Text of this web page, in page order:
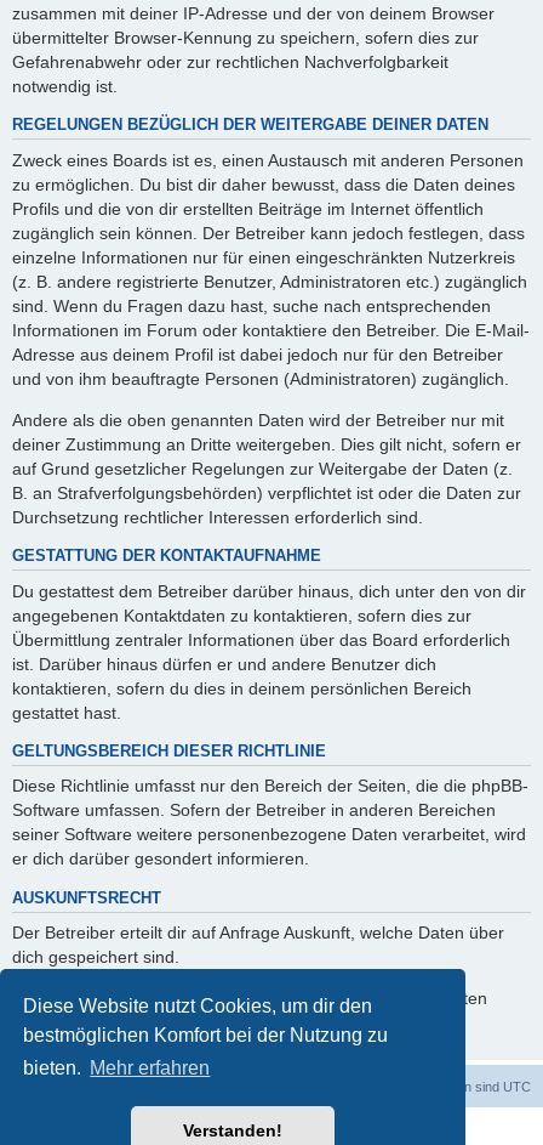
Diese Website nutzt Cookies, um dir den
bestmöglichen Komfort bei der Nutzung zu
bieten. Mehr erfahren
Verstanden!
zusammen mit deiner IP-Adresse und der von deinem Browser
übermittelter Browser-Kennung zu speichern, sofern dies zur
Gefahrenabwehr oder zur rechtlichen Nachverfolgbarkeit
notwendig ist.
REGELUNGEN BEZÜGLICH DER WEITERGABE DEINER DATEN
Zweck eines Boards ist es, einen Austausch mit anderen Personen
zu ermöglichen. Du bist dir daher bewusst, dass die Daten deines
Profils und die von dir erstellten Beiträge im Internet öffentlich
zugänglich sein können. Der Betreiber kann jedoch festlegen, dass
einzelne Informationen nur für einen eingeschränkten Nutzerkreis
(z. B. andere registrierte Benutzer, Administratoren etc.) zugänglich
sind. Wenn du Fragen dazu hast, suche nach entsprechenden
Informationen im Forum oder kontaktiere den Betreiber. Die E-Mail-
Adresse aus deinem Profil ist dabei jedoch nur für den Betreiber
und von ihm beauftragte Personen (Administratoren) zugänglich.
Andere als die oben genannten Daten wird der Betreiber nur mit
deiner Zustimmung an Dritte weitergeben. Dies gilt nicht, sofern er
auf Grund gesetzlicher Regelungen zur Weitergabe der Daten (z.
B. an Strafverfolgungsbehörden) verpflichtet ist oder die Daten zur
Durchsetzung rechtlicher Interessen erforderlich sind.
GESTATTUNG DER KONTAKTAUFNAHME
Du gestattest dem Betreiber darüber hinaus, dich unter den von dir
angegebenen Kontaktdaten zu kontaktieren, sofern dies zur
Übermittlung zentraler Informationen über das Board erforderlich
ist. Darüber hinaus dürfen er und andere Benutzer dich
kontaktieren, sofern du dies in deinem persönlichen Bereich
gestattet hast.
GELTUNGSBEREICH DIESER RICHTLINIE
Diese Richtlinie umfasst nur den Bereich der Seiten, die die phpBB-
Software umfassen. Sofern der Betreiber in anderen Bereichen
seiner Software weitere personenbezogene Daten verarbeitet, wird
er dich darüber gesondert informieren.
AUSKUNFTSRECHT
Der Betreiber erteilt dir auf Anfrage Auskunft, welche Daten über
dich gespeichert sind.
Du kannst jederzeit die Löschung bzw. Sperrung deiner Daten
verlangen. Kontaktiere hierzu bitte den Betreiber.
Alle Zeiten sind UTC
Powered byphpBB® Forum Software © phpBB Limited